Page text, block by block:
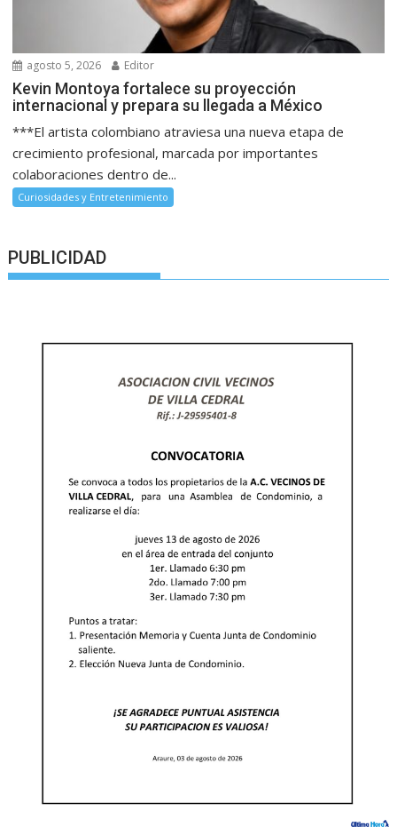
agosto 5, 2026 Editor
Kevin Montoya fortalece su proyección
internacional y prepara su llegada a México
***El artista colombiano atraviesa una nueva etapa de
crecimiento profesional, marcada por importantes
colaboraciones dentro de...
Curiosidades y Entretenimiento
PUBLICIDAD